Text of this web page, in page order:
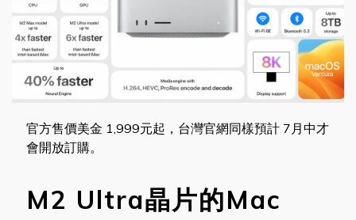
官方售價美金 1,999元起，台灣官網同樣預計 7月中才
會開放訂購。
M2 Ultra晶片的Mac